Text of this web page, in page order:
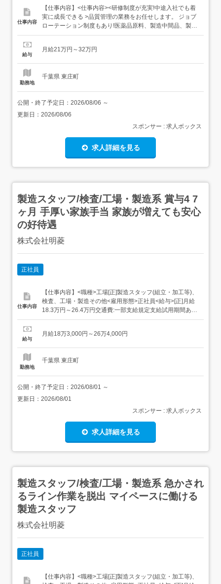
仕事内容
【仕事内容】<仕事内容><研修制度が充実!中途入社でも着
実に成長できる >品質管理の業務をお任せします。 ジョブ
ローテーション制度もあり!医薬品原料、製造中間品、製剤
などの理化学試験分析機器を使った各種分析業務(液体クロ
守点検Word、Excel、PowerPoint等を使った資料作成・数
給与
月給21万円～32万円
勤務地
千葉県 東庄町
公開・終了予定日： 2026/08/06 ～
更新日： 2026/08/06
スポンサー : 求人ボックス
求人詳細を見る
製造スタッフ/検査/工場・製造系 賞与4 7
ヶ月 手厚い家族手当 家族が増えても安心
の好待遇
株式会社明菱
正社員
仕事内容
【仕事内容】<職種>工場[正]製造スタッフ(組立・加工等)、
検査、工場・製造その他<雇用形態>正社員<給与>[正]月給
18.3万円～26.4万円交通費:一部支給規定支給試用期間あ
り・期間:3ヶ月間・給与:同条件・雇用形態:同条件(正社員)
手当:3,000円固定残業代なしその他手当...
給与
月給18万3,000円～26万4,000円
勤務地
千葉県 東庄町
公開・終了予定日： 2026/08/01 ～
更新日： 2026/08/01
スポンサー : 求人ボックス
求人詳細を見る
製造スタッフ/検査/工場・製造系 急かされ
るライン作業を脱出 マイペースに働ける
製造スタッフ
株式会社明菱
正社員
【仕事内容】<職種>工場[正]製造スタッフ(組立・加工等)、